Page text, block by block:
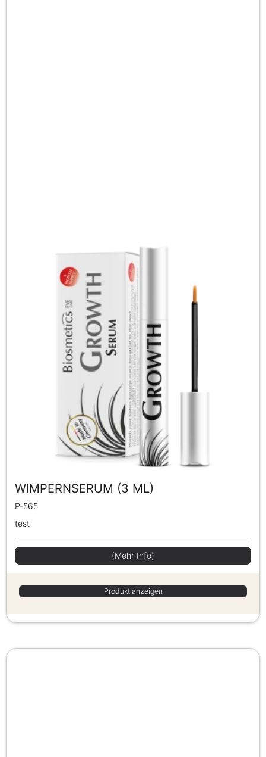
WIMPERNSERUM (3 ML)
P-565
test
(Mehr Info)
Produkt anzeigen